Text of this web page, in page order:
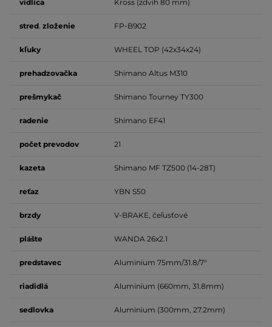
vidlica Kross (zdvih 80 mm)
stred. zloženie FP-B902
kľuky WHEEL TOP (42x34x24)
prehadzovačka Shimano Altus M310
prešmykač Shimano Tourney TY300
radenie Shimano EF41
počet prevodov 21
kazeta Shimano MF TZ500 (14-28T)
reťaz YBN S50
brzdy V-BRAKE, čeľusťové
plášte WANDA 26x2.1
predstavec Aluminium 75mm/31.8/7°
riadidlá Aluminium (660mm, 31.8mm)
sedlovka Aluminium (300mm, 27.2mm)